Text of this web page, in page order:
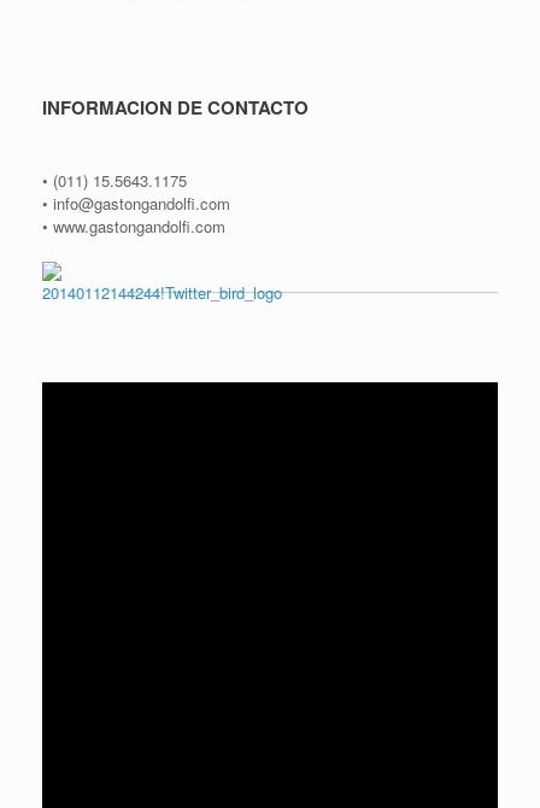
INFORMACION DE CONTACTO
• (011) 15.5643.1175
• info@gastongandolfi.com
• www.gastongandolfi.com